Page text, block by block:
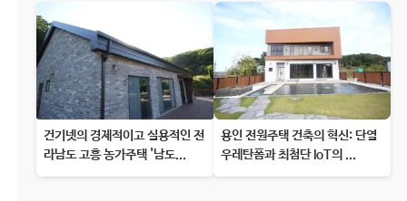
건기넷의 경제적이고 실용적인 전
라남도 고흥 농가주택 '남도...
용인 전원주택 건축의 혁신: 단열
우레탄폼과 최첨단 IoT의 ...